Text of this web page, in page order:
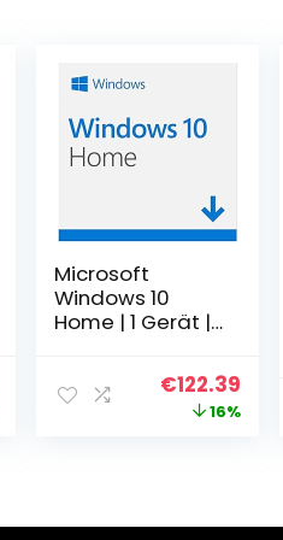
Current
Microsoft
Windows 10
Home | 1 Gerät | 1
Download Code
Original
price
€122.39
price
16%